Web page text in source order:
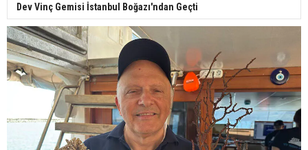
Dev Vinç Gemisi İstanbul Boğazı'ndan Geçti